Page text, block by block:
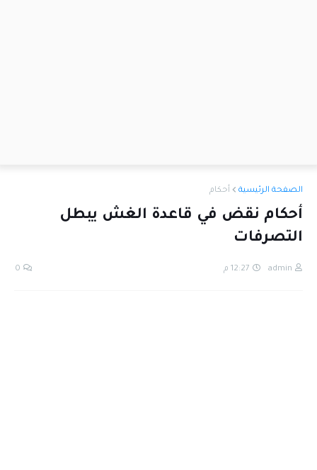
الصفحة الرئيسية أحكام
أحكام نقض في قاعدة الغش يبطل
التصرفات
admin 12:27 م 0